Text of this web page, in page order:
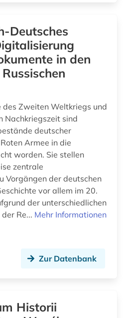
Deutsches
in den
des Zweiten Weltkriegs und
Nachkriegszeit sind
deutscher
Armee in die
worden. Sie stellen
zentrale
Vorgängen der deutschen
vor allem im 20.
der unterschiedlichen
Re... Mehr Informationen
Zur Datenbank
Historii